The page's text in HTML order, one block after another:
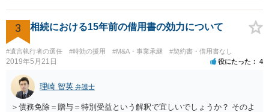
3 相続における15年前の借用書の効力について
#遺言執行者の選任 #時効の援用 #M&A・事業承継 #契約書・借用書なし
2019年5月21日 役にたった 4
理崎 智英 弁護士
＞債務免除＝贈与＝特別受益という解釈で宜しいでしょうか？ そのよ